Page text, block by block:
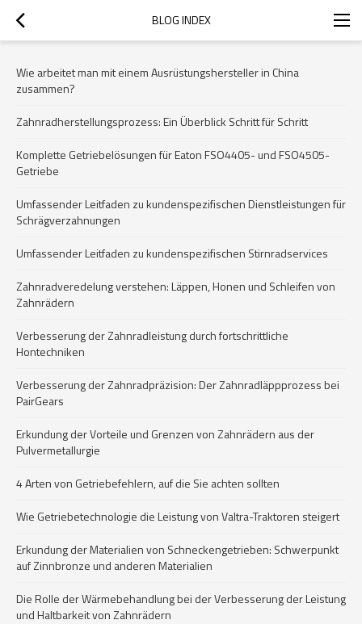
BLOG INDEX
Wie arbeitet man mit einem Ausrüstungshersteller in China
zusammen?
Zahnradherstellungsprozess: Ein Überblick Schritt für Schritt
Komplette Getriebelösungen für Eaton FSO4405- und FSO4505-
Getriebe
Umfassender Leitfaden zu kundenspezifischen Dienstleistungen für
Schrägverzahnungen
Umfassender Leitfaden zu kundenspezifischen Stirnradservices
Zahnradveredelung verstehen: Läppen, Honen und Schleifen von
Zahnrädern
Verbesserung der Zahnradleistung durch fortschrittliche
Hontechniken
Verbesserung der Zahnradpräzision: Der Zahnradläppprozess bei
PairGears
Erkundung der Vorteile und Grenzen von Zahnrädern aus der
Pulvermetallurgie
4 Arten von Getriebefehlern, auf die Sie achten sollten
Wie Getriebetechnologie die Leistung von Valtra-Traktoren steigert
Erkundung der Materialien von Schneckengetrieben: Schwerpunkt
auf Zinnbronze und anderen Materialien
Die Rolle der Wärmebehandlung bei der Verbesserung der Leistung
und Haltbarkeit von Zahnrädern